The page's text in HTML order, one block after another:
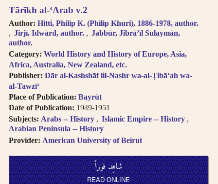
Tārīkh al-ʻArab v.2
Author: Hitti, Philip K. (Philip Khuri), 1886-1978, author.
Jirjī, Idwārd, author.
Jabbūr, Jibrāʼīl Sulaymān,
author.
Category: World History and History of Europe, Asia,
Africa, Australia, New Zealand, etc.
Publisher: Dār al-Kashshāf lil-Nashr wa-al-Ṭibā‘ah wa-
al-Tawzī‘
Place of Publication: Bayrūt
Date of Publication: 1949-1951
Subjects: Arabs -- History
Islamic Empire -- History
Arabian Peninsula -- History
Provider: American University of Beirut
شاهِد فوراً
READ ONLINE